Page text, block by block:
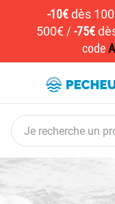
-10€dès
500€/ -75€
code